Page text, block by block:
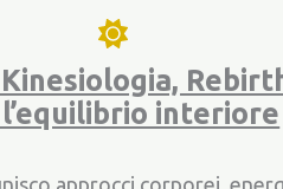
interiore
approcci corporei,